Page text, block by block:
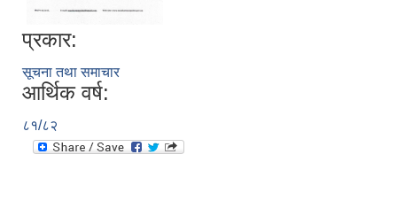
प्रकार:
सूचना तथा समाचार
आर्थिक वर्ष:
८१/८२